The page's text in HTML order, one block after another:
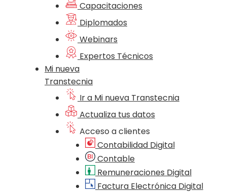
Capacitaciones
Diplomados
Webinars
Expertos Técnicos
Mi nueva
Transtecnia
Ir a Mi nueva Transtecnia
Actualiza tus datos
Acceso a clientes
Contabilidad Digital
Contable
Remuneraciones Digital
Factura Electrónica Digital